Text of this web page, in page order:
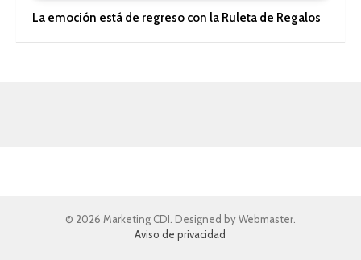
La emoción está de regreso con la Ruleta de Regalos
© 2026 Marketing CDI. Designed by Webmaster.
Aviso de privacidad